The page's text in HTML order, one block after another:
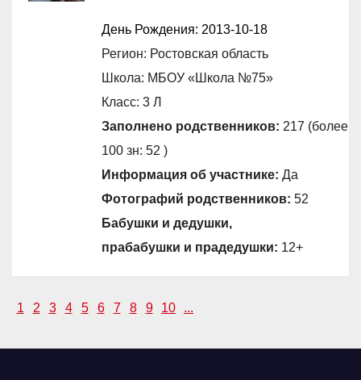
День Рождения: 2013-10-18
Регион: Ростовская область
Школа: МБОУ «Школа №75»
Класс: 3 Л
Заполнено родственников: 217 (более
100 зн: 52 )
Информация об участнике: Да
Фотографий родственников: 52
Бабушки и дедушки,
прабабушки и прадедушки: 12+
1 2 3 4 5 6 7 8 9 10 ...